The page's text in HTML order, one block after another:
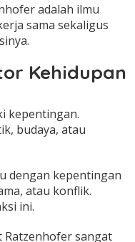
adalah ilmu
sama sekaligus
Kehidupan
kepentingan.
budaya, atau
dengan kepentingan
atau konflik.
ini.
Ratzenhofer sangat